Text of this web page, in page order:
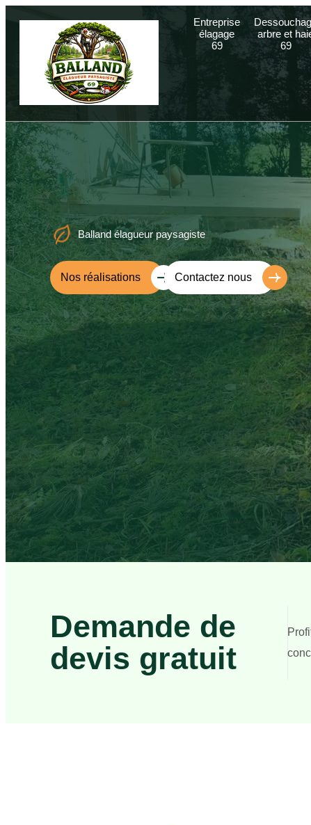
Entreprise
élagage
69
arbre et
69
Balland élagueur paysagiste
Nos réalisations Contactez nous
Demande de
devis gratuit